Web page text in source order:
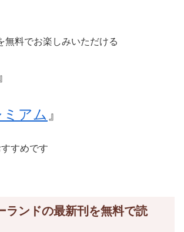
無料でお楽しみいただける
』
アム 』
すめです
ランドの最新刊を無料で読